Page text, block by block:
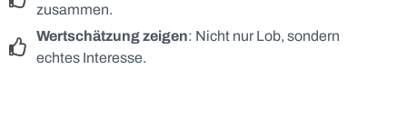
zusammen.
Wertschätzung zeigen: Nicht nur Lob, sondern
echtes Interesse.